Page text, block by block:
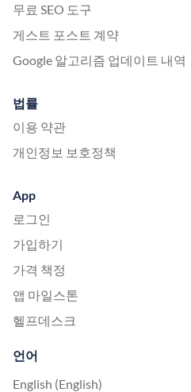
무료 SEO 도구
게스트 포스트 계약
Google 알고리즘 업데이트 내역
법률
이용 약관
개인정보 보호정책
App
로그인
가입하기
가격 책정
앱 마일스톤
헬프데스크
언어
English (English)